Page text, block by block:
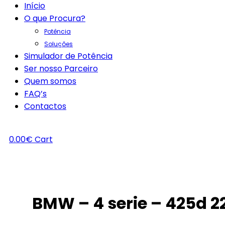
Início
O que Procura?
Potência
Soluções
Simulador de Potência
Ser nosso Parceiro
Quem somos
FAQ’s
Contactos
0.00€ Cart
BMW – 4 serie – 425d